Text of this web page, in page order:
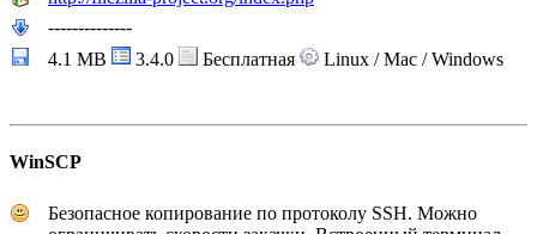
--------------
4.1 MB
3.4.0 Бесплатная Linux / Mac / Windows
WinSCP
Безопасное копирование по протоколу SSH. Можно